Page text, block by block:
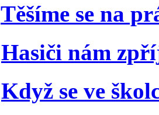
Těšíme se na
Hasiči nám
Když se ve